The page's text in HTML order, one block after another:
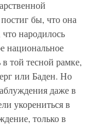
бы, что она
народилось
национальное
в той тесной рамке,
или Баден. Но
даже в
укорениться в
только в